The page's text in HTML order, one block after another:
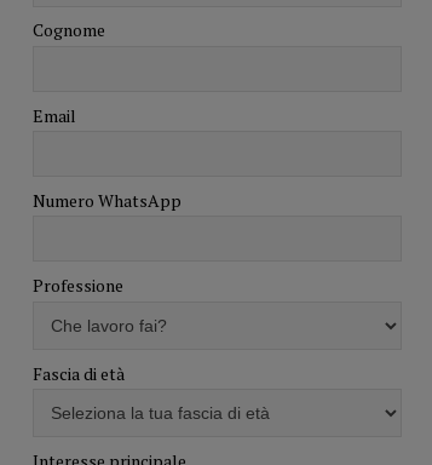
Cognome
Email
Numero WhatsApp
Professione
Fascia di età